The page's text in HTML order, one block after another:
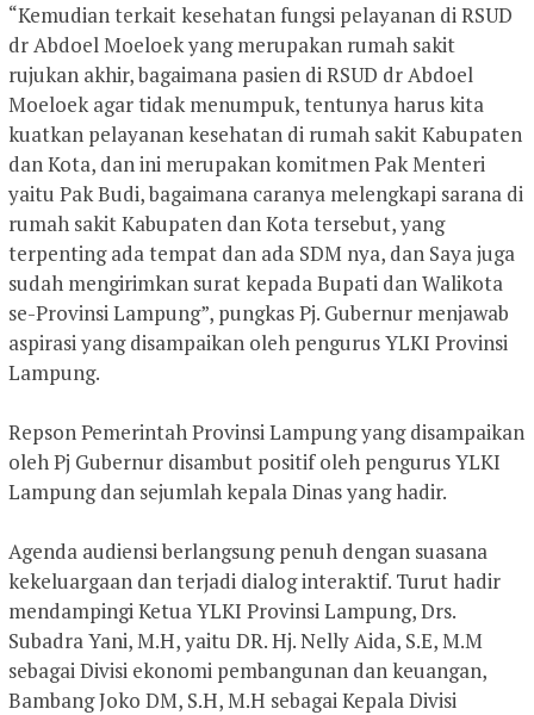
“Kemudian terkait kesehatan fungsi pelayanan di RSUD
dr Abdoel Moeloek yang merupakan rumah sakit
rujukan akhir, bagaimana pasien di RSUD dr Abdoel
Moeloek agar tidak menumpuk, tentunya harus kita
kuatkan pelayanan kesehatan di rumah sakit Kabupaten
dan Kota, dan ini merupakan komitmen Pak Menteri
yaitu Pak Budi, bagaimana caranya melengkapi sarana di
rumah sakit Kabupaten dan Kota tersebut, yang
terpenting ada tempat dan ada SDM nya, dan Saya juga
sudah mengirimkan surat kepada Bupati dan Walikota
se-Provinsi Lampung”, pungkas Pj. Gubernur menjawab
aspirasi yang disampaikan oleh pengurus YLKI Provinsi
Lampung.
Repson Pemerintah Provinsi Lampung yang disampaikan
oleh Pj Gubernur disambut positif oleh pengurus YLKI
Lampung dan sejumlah kepala Dinas yang hadir.
Agenda audiensi berlangsung penuh dengan suasana
kekeluargaan dan terjadi dialog interaktif. Turut hadir
mendampingi Ketua YLKI Provinsi Lampung, Drs.
Subadra Yani, M.H, yaitu DR. Hj. Nelly Aida, S.E, M.M
sebagai Divisi ekonomi pembangunan dan keuangan,
Bambang Joko DM, S.H, M.H sebagai Kepala Divisi